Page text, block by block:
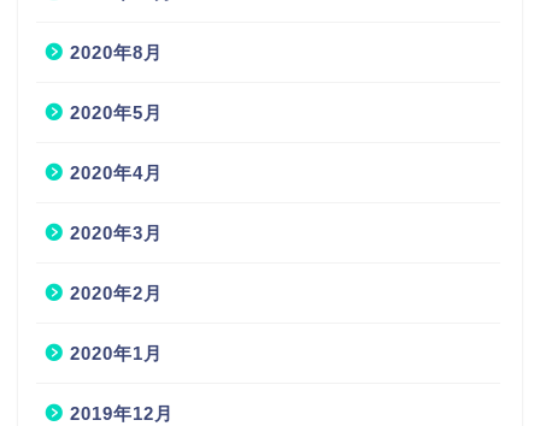
2020年8月
2020年5月
2020年4月
2020年3月
2020年2月
2020年1月
2019年12月